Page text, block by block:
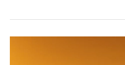
¿cómo